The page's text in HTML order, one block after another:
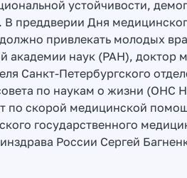
устойчивости,
В преддверии Дня
привлекать молодых
академии наук (РАН), доктор
Санкт-Петербургского
по наукам о жизни
по скорой медицинской
государственного
России Сергей